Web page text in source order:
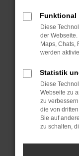
Laden
deine
Prüfe
Manche
können
anderen
Fenster?
Starte
Funktional
Diese
der
Maps, Chats,
werden
Statistik
Diese
Webseite zu
zu
die von
Sie auf
zu schalten,